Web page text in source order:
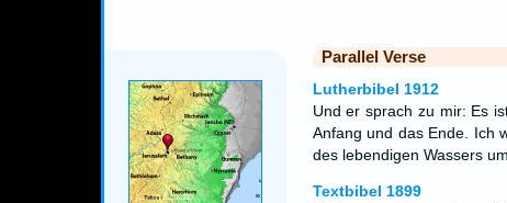
Parallel Verse
Lutherbibel 1912
Und er sprach zu mir: Es
Anfang und das Ende. Ich
des lebendigen Wassers
Textbibel 1899